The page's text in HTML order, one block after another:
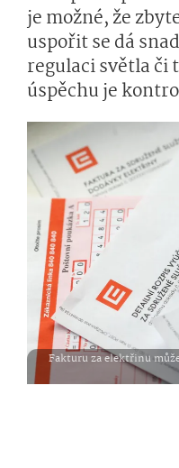
je možné, že
uspořit se dá
regulaci světla či
úspěchu je